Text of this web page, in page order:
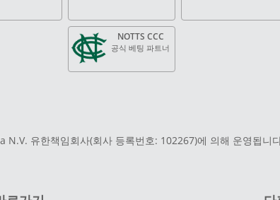
NOTTS CCC
공식 베팅 파트너
유한책임회사(회사 등록번호: 102267)에 의해 운영됩